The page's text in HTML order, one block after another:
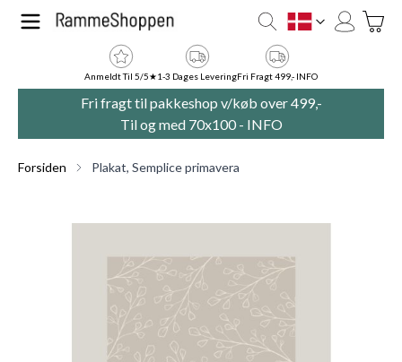
Skip to Content
DK
Anmeldt Til 5/5★1-3 Dages LeveringFri Fragt 499,- INFO
Fri fragt til pakkeshop v/køb over 499,-
Til og med 70x100 - INFO
Forsiden Plakat, Semplice primavera